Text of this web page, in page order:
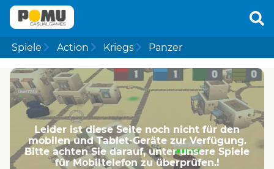
Spiele Action Kriegs Panzer
Leider ist diese Seite noch nicht für den
mobilen und Tablet-Geräte zur Verfügung.
Bitte achten Sie darauf, unter unsere Spiele
für Mobiltelefon zu überprüfen.!